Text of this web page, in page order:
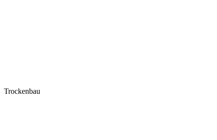
Trockenbau